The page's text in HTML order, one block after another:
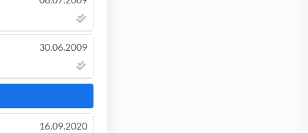
30.06.2009
16.09.2020